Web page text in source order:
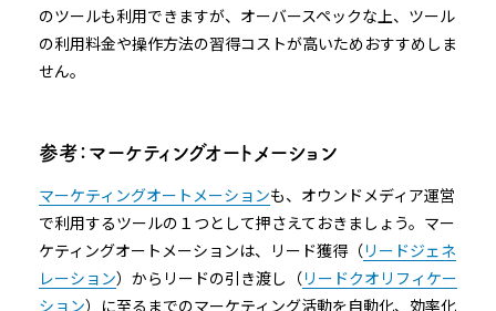
のツールも利用できますが、オーバースペックな上、ツール
の利用料金や操作方法の習得コストが高いためおすすめしま
せん。
参考：マーケティングオートメーション
マーケティングオートメーションも、オウンドメディア運営
で利用するツールの１つとして押さえておきましょう。マー
ケティングオートメーションは、リード獲得（リードジェネ
レーション）からリードの引き渡し（リードクオリフィケー
ション）に至るまでのマーケティング活動を自動化、効率化